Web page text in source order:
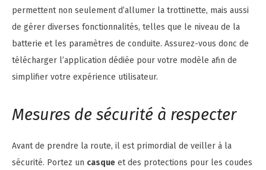
permettent non seulement d’allumer la trottinette, mais aussi
de gérer diverses fonctionnalités, telles que le niveau de la
batterie et les paramètres de conduite. Assurez-vous donc de
télécharger l’application dédiée pour votre modèle afin de
simplifier votre expérience utilisateur.
Mesures de sécurité à respecter
Avant de prendre la route, il est primordial de veiller à la
sécurité. Portez un casque et des protections pour les coudes